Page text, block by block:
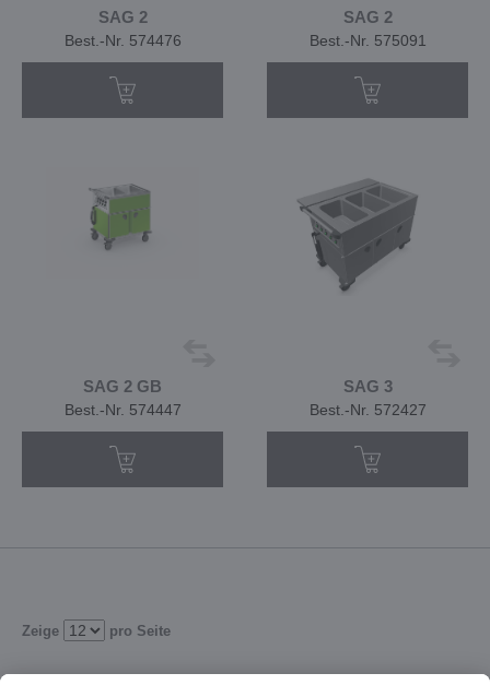
SAG 2
Best.-Nr. 574476
SAG 2
Best.-Nr. 575091
SAG 2 GB
Best.-Nr. 574447
SAG 3
Best.-Nr. 572427
Zeige pro Seite